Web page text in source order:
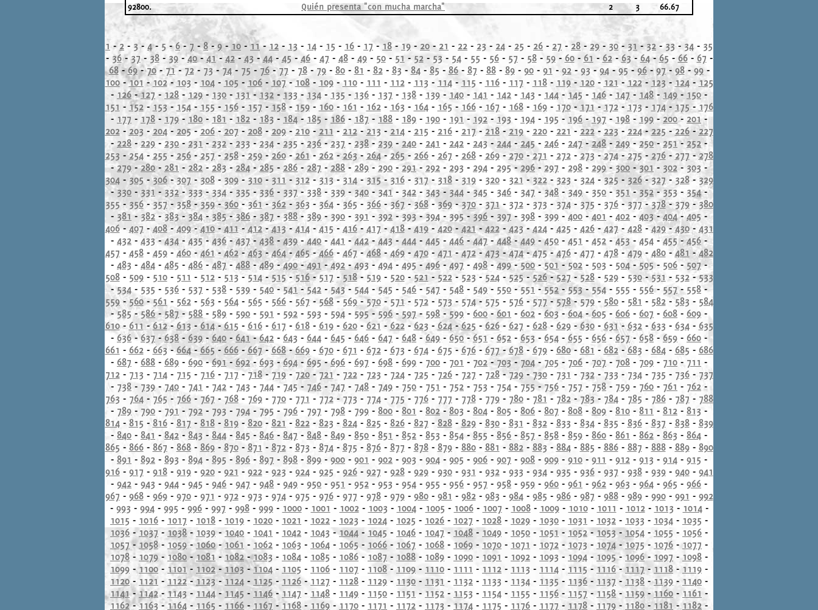
92800.
Quién presenta "con mucha marcha" 2 3 66.67
1- 2 - 3 - 4-5 -6- 7 - 8-9- 10 - 11 - 12 - 13 - 14 - 15 - 16 - 17- 18 - 19 - 20 - 21 - 22 - 23 - 24 - 25 - 26 - 27 - 28 - 29 - 30- 31 - 32 - 33 - 34 - 35
- 36- 37- 38-39-40-41- 42- 43 -44- 45 - 46- 47 - 48- 49- 50- 51 - 52- 53- 54- 55 - 56- 57 - 58- 59- 60- 61 - 62- 63 - 64- 65 - 66- 67 -
68-69-70- 71- 72- 73 -74- 75 - 76-77 - 78- 79- 80- 81 - 82- 83 - 84- 85 - 86- 87 - 88- 89- 90- 91 - 92- 93 - 94- 95- 96-97- 98- 99-
100-101 -102- 103 - 104- 105 - 106- 107-108- 109- 110- 111 - 112- 113 - 114- 115 - 116- 117 - 118- 119- 120- 121 - 122- 123 - 124- 125
- 126 -127 - 128 - 129 - 130 - 131- 132 - 133 - 134 - 135 - 136 - 137 - 138 - 139 - 140 - 141 - 142 - 143 - 144 - 145 - 146 - 147 - 148 - 149 - 150 -
151 - 152- 153- 154- 155 - 156- 157 - 158- 159- 160- 161 - 162- 163 - 164- 165 - 166- 167 - 168- 169- 170- 171 -172- 173 - 174- 175 - 176
- 177 - 178 - 179- 180 - 181 - 182 - 183 - 184 - 185 - 186 - 187 - 188 - 189 - 190 - 191 - 192 - 193 - 194 - 195 - 196-197 - 198 - 199 - 200- 201 -
202- 203 - 204- 205 - 206- 207 - 208- 209- 210- 211 - 212- 213 - 214- 215 - 216- 217 - 218- 219- 220- 221 - 222- 223- 224-225 -226- 227
- 228- 229 - 230 - 231 - 232 - 233 - 234 - 235 - 236- 237 - 238 - 239 - 240 - 241 - 242 - 243 -244 - 245 - 246 - 247-248 -249 - 250- 251 - 252-
253 -254- 255 - 256- 257 - 258- 259- 260- 261 - 262-263- 264- 265- 266- 267 - 268- 269- 270-271 - 272- 273-274-275- 276- 277 -278
-279 -280- 281 - 282- 283- 284 - 285 - 286 - 287 - 288 -289 - 290 - 291- 292 - 293 - 294 - 295-296- 297 - 298 - 299- 300 -301- 302 - 303 -
304-305-306-307 - 308- 309- 310- 311 - 312- 313 - 314- 315 - 316- 317 - 318- 319- 320- 321 -322- 323 - 324- 325 - 326-327 - 328- 329
-330 - 331 -332- 333-334 - 335 - 336 - 337 - 338 - 339 - 340 - 341 - 342 - 343- 344 - 345 - 346 - 347- 348 - 349 - 350 -351-352 -353 - 354-
355- 356- 357- 358-359-360- 361 - 362- 363 - 364- 365 - 366-367 - 368-369-370- 371 - 372- 373 - 374- 375 - 376- 377-378- 379- 380
- 381 - 382-383-384- 385-386 - 387 - 388- 389 - 390 - 391 - 392 -393 -394 - 395 -396 - 397 - 398 - 399 -400 - 401 - 402 -403-404- 405 -
406- 407 -408-409-410- 411-412-413- 414- 415 - 416- 417 - 418-419- 420- 421- 422- 423- 424- 425 - 426- 427 - 428-429-430- 431
- 432 - 433-434- 435- 436-437- 438 - 439 - 440 - 441 - 442 - 443 - 444 - 445 - 446 -447 -448- 449 -450 - 451 - 452 - 453 - 454 - 455-456 -
457 - 458- 459- 460-461 - 462- 463-464-465-466- 467 - 468- 469- 470- 471- 472- 473-474-475 - 476- 477 - 478-479- 480- 481 -482
- 483 - 484 - 485 - 486 - 487- 488 -489 -490 -491 -492 - 493 - 494 - 495 - 496 - 497 - 498 -499-500 - 501 - 502 - 503 - 504 -505- 506 - 507-
508- 509- 510- 511 - 512- 513 - 514- 515-516-517 - 518- 519- 520- 521 - 522- 523 - 524- 525- 526-527 -528- 529- 530-531 - 532-533
-534 - 535 - 536 - 537 - 538 - 539 - 540- 541 -542 - 543- 544 - 545 - 546- 547 - 548 - 549 - 550 -551-552- 553- 554 - 555 - 556- 557- 558 -
559- 560-561 - 562- 563 - 564- 565 - 566- 567 - 568-569-570- 571- 572- 573 - 574- 575 - 576- 577 -578-579- 580- 581 - 582-583 - 584
-585 -586-587- 588 - 589 - 590 - 591 - 592 - 593 - 594 - 595- 596 - 597- 598 - 599 - 600 - 601 - 602 - 603- 604-605 - 606 - 607 - 608 - 609 -
610- 611 - 612- 613 -614-615 - 616- 617 - 618- 619- 620- 621 - 622- 623 - 624-625 - 626- 627 - 628- 629-630- 631 - 632- 633 - 634- 635
- 636-637-638- 639 - 640 - 641-642 - 643 - 644 - 645 - 646 - 647 - 648 -649 - 650- 651 - 652 - 653 - 654 - 655 - 656 - 657- 658 - 659 - 660 -
661 - 662- 663 - 664-665- 666- 667- 668-669- 670- 671 - 672- 673 - 674- 675 - 676- 677 - 678- 679- 680- 681 - 682-683 - 684- 685 - 686
- 687 - 688 - 689 - 690-691 -692- 693-694 - 695-696 - 697 - 698 - 699 - 700 - 701 - 702 -703- 704 - 705 - 706 - 707 - 708 - 709 - 710 - 711 -
712- 713 - 714- 715 - 716- 717-718- 719- 720- 721 - 722- 723 - 724- 725 - 726- 727 - 728- 729-730- 731 - 732- 733 - 734- 735 - 736- 737
- 738 - 739 - 740 - 741 - 742 - 743 - 744 -745 - 746 - 747 - 748 - 749 - 750 - 751 - 752 - 753 - 754 - 755 - 756 - 757 - 758 - 759 - 760 - 761 - 762 -
763 - 764- 765 - 766- 767 - 768- 769- 770- 771 - 772- 773 - 774- 775 - 776- 777 - 778- 779- 780- 781 - 782- 783- 784- 785 - 786- 787 - 788
- 789 - 790 - 791 - 792 - 793 - 794 - 795 - 796 - 797 - 798 - 799 - 800 - 801 - 802 - 803 - 804 - 805 - 806 - 807 - 808 - 809 - 810 - 811 - 812 - 813 -
814- 815 - 816- 817 - 818- 819- 820- 821 - 822- 823 - 824- 825 - 826- 827 - 828- 829- 830- 831 - 832- 833 - 834- 835 - 836- 837 - 838- 839
- 840 - 841 - 842 - 843 - 844 - 845 - 846 - 847 - 848 - 849 - 850 - 851 - 852 - 853 - 854 - 855 - 856 - 857 - 858 - 859 - 860 - 861 - 862 - 863 - 864 -
865 - 866- 867 - 868- 869- 870- 871 - 872- 873 - 874- 875 - 876- 877 - 878- 879- 880- 881 - 882- 883 - 884- 885 - 886- 887 - 888- 889- 890
- 891 - 892 - 893 - 894 - 895 - 896 - 897 - 898 - 899 - 900 - 901 - 902 - 903 - 904 - 905 - 906 - 907 - 908 - 909 - 910 - 911 - 912 - 913 - 914 - 915 -
916- 917 - 918- 919- 920- 921 - 922- 923 - 924- 925 - 926- 927 - 928- 929- 930- 931 - 932- 933 - 934- 935 - 936- 937 - 938- 939- 940- 941
- 942 - 943 - 944 - 945 - 946 - 947 - 948 - 949 - 950 - 951 - 952 - 953 - 954 - 955 - 956 - 957 - 958 - 959 - 960 - 961 - 962 - 963 - 964 - 965 - 966 -
967 - 968- 969- 970- 971 - 972- 973 - 974- 975 - 976- 977 - 978- 979- 980- 981 - 982- 983 - 984- 985 - 986- 987 - 988- 989- 990- 991 - 992
- 993 - 994- 995 - 996- 997 - 998- 999- 1000- 1001 - 1002- 1003 - 1004- 1005 - 1006- 1007 - 1008- 1009- 1010- 1011 - 1012- 1013 - 1014-
1015 - 1016 - 1017 - 1018 - 1019 - 1020 - 1021 - 1022 - 1023 - 1024 - 1025 - 1026 - 1027 - 1028 - 1029 - 1030 - 1031 - 1032 - 1033 - 1034 - 1035 -
1036 - 1037 - 1038 - 1039 -1040 - 1041 - 1042 - 1043 - 1044 - 1045 - 1046 - 1047 - 1048 - 1049 - 1050 - 1051 - 1052 - 1053 - 1054 - 1055 - 1056 -
1057- 1058- 1059-1060- 1061 - 1062 - 1063 - 1064 - 1065 - 1066 - 1067 - 1068 - 1069 - 1070 - 1071 - 1072 - 1073 - 1074 -1075 - 1076 -1077 -
1078 - 1079- 1080 -1081 - 1082-1083 - 1084 - 1085 - 1086 - 1087 - 1088 - 1089 - 1090 - 1091 - 1092 - 1093 - 1094 - 1095- 1096- 1097 -1098 -
1099 - 1100- 1101 - 1102-1103 -1104 - 1105 - 1106 - 1107 - 1108 - 1109 - 1110 - 1111 - 1112 - 1113 - 1114 - 1115 - 1116- 1117 - 1118 - 1119 -
1120- 1121 - 1122- 1123-1124 - 1125 - 1126 - 1127 - 1128 - 1129 - 1130 - 1131 - 1132 - 1133 - 1134 - 1135 - 1136 - 1137 - 1138 -1139 - 1140 -
1141-1142- 1143 - 1144 - 1145 - 1146 -1147 - 1148 - 1149 - 1150 - 1151 - 1152 - 1153 - 1154 - 1155 - 1156 - 1157 - 1158 - 1159 -1160 - 1161 -
1162-1163 -1164 - 1165 - 1166 - 1167 - 1168 - 1169 - 1170 - 1171 - 1172 - 1173 - 1174 - 1175 - 1176 - 1177 - 1178 - 1179 - 1180 - 1181 -1182 -